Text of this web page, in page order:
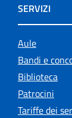
SERVIZI
Aule
Bandi e
Biblioteca
Patrocini
Tariffe dei